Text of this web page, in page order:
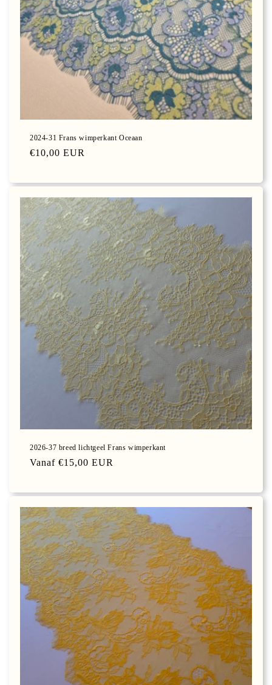
2024-31 Frans wimperkant Oceaan
Normale
€10,00 EUR
2026-37 breed lichtgeel Frans wimperkant
Normale
Vanaf €15,00 EUR